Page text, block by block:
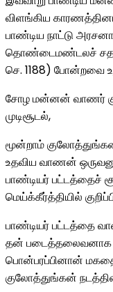
விளங்கிய
பாண்டிய நாட்டு
தொண்டைமண்டலச்
செ. 1188) போன்றவை
சோழ மன்னன் வாணர்
முடிசூடல்,
மூன்றாம்
உதவிய வாணன்
பாண்டியர் பட்டத்தைச்
மெய்க்கீர்த்தியில்
பாண்டியர் பட்டத்தை
தன் படைத்தலைவனாக
பொன்பரப்பினான்
குலோத்துங்கன்